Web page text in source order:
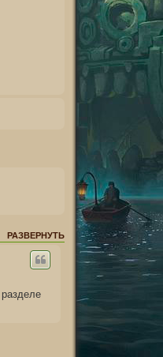
РАЗВЕРНУТЬ